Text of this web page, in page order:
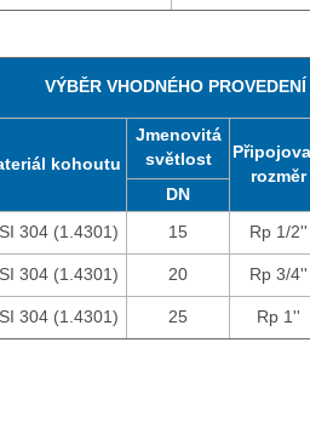
VÝBĚR VHODNÉHO
kohoutu
Jmenovitá
světlost
rozměr
DN
304 (1.4301) 15 Rp 1/2''
304 (1.4301) 20 Rp 3/4''
304 (1.4301) 25 Rp 1''